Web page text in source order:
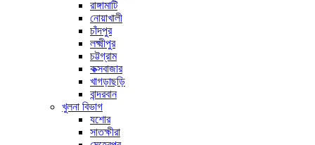
রাঙ্গামাটি
নোয়াখালী
চাঁদপুর
লক্ষ্মীপুর
চট্টগ্রাম
কক্সবাজার
খাগড়াছড়ি
বান্দরবান
খুলনা বিভাগ
যশোর
সাতক্ষীরা